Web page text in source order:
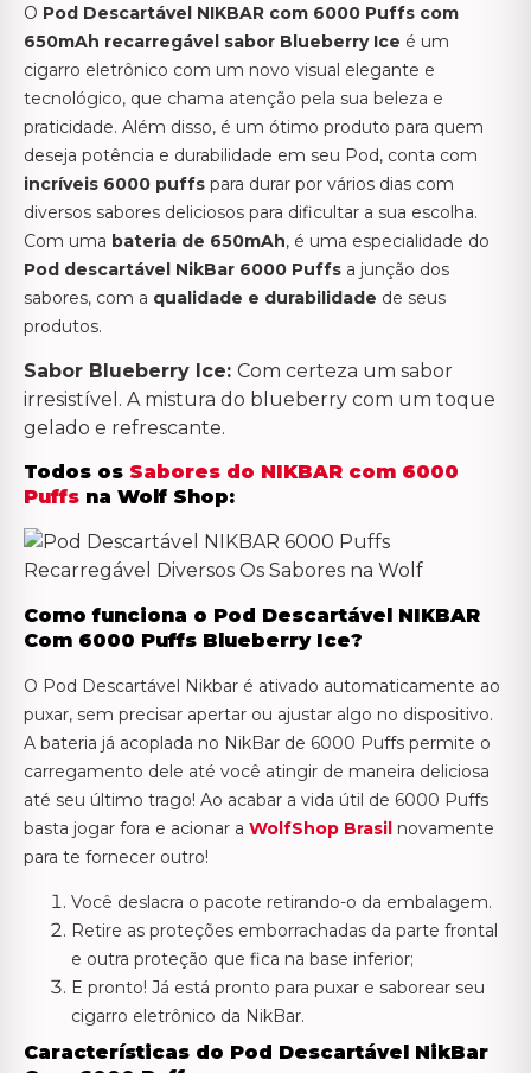
O Pod Descartável NIKBAR com 6000 Puffs com
650mAh recarregável sabor Blueberry Ice é um
cigarro eletrônico com um novo visual elegante e
tecnológico, que chama atenção pela sua beleza e
praticidade. Além disso, é um ótimo produto para quem
deseja potência e durabilidade em seu Pod, conta com
incríveis 6000 puffs para durar por vários dias com
diversos sabores deliciosos para dificultar a sua escolha.
Com uma bateria de 650mAh, é uma especialidade do
Pod descartável NikBar 6000 Puffs a junção dos
sabores, com a qualidade e durabilidade de seus
produtos.
Sabor Blueberry Ice: Com certeza um sabor
irresistível. A mistura do blueberry com um toque
gelado e refrescante.
Todos os Sabores do NIKBAR com 6000
Puffs na Wolf Shop:
Como funciona o Pod Descartável NIKBAR
Com 6000 Puffs Blueberry Ice?
O Pod Descartável Nikbar é ativado automaticamente ao
puxar, sem precisar apertar ou ajustar algo no dispositivo.
A bateria já acoplada no NikBar de 6000 Puffs permite o
carregamento dele até você atingir de maneira deliciosa
até seu último trago! Ao acabar a vida útil de 6000 Puffs
basta jogar fora e acionar a WolfShop Brasil novamente
para te fornecer outro!
Você deslacra o pacote retirando-o da embalagem.
Retire as proteções emborrachadas da parte frontal
e outra proteção que fica na base inferior;
E pronto! Já está pronto para puxar e saborear seu
cigarro eletrônico da NikBar.
Características do Pod Descartável NikBar